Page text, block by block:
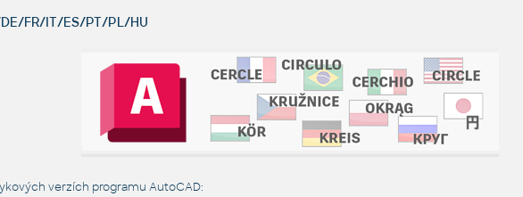
FR/IT/ES/PT/PL/HU
verzích programu AutoCAD: